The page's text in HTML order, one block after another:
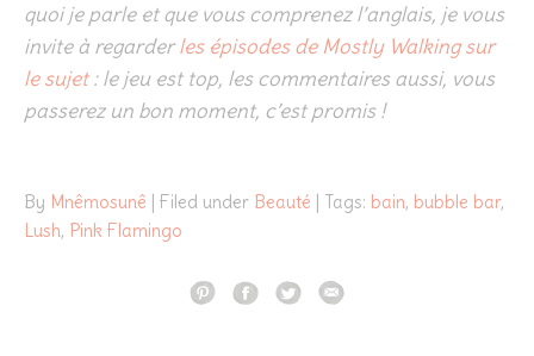
quoi je parle et que vous comprenez l’anglais, je vous
invite à regarderles épisodes de Mostly Walking sur
le sujet: le jeu est top, les commentaires aussi, vous
passerez un bon moment, c’est promis !
By Mnêmosunê | Filed under Beauté | Tags: bain, bubble bar,
Lush, Pink Flamingo